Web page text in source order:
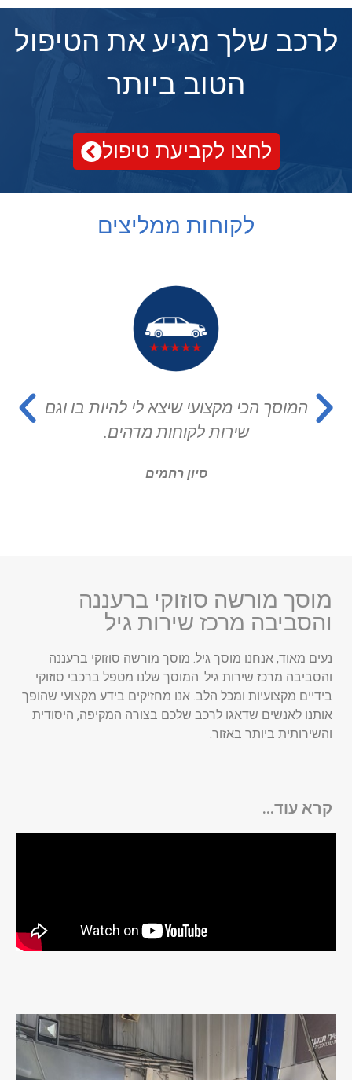
לרכב שלך מגיע את הטיפול
הטוב ביותר
לחצו לקביעת טיפול
לקוחות ממליצים
המוסך הכי מקצועי שיצא לי להיות בו וגם
שירות לקוחות מדהים.
סיון רחמים
מוסך מורשה סוזוקי ברעננה
והסביבה מרכז שירות גיל
נעים מאוד, אנחנו מוסך גיל. מוסך מורשה סוזוקי ברעננה
והסביבה מרכז שירות גיל. המוסך שלנו מטפל ברכבי סוזוקי
בידיים מקצועיות ומכל הלב. אנו מחזיקים בידע מקצועי שהופך
אותנו לאנשים שדאגו לרכב שלכם בצורה המקיפה, היסודית
והשירותית ביותר באזור.
קרא עוד...